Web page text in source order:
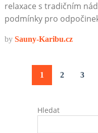
relaxace s tradičním
podmínky pro
by Sauny-Karibu.cz
Stránkování
1 2 3
Hledat